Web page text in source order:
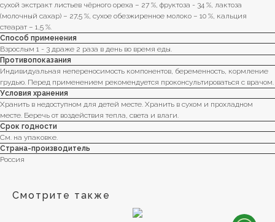
сухой экстракт листьев чёрного ореха – 27 %, фруктоза - 34 %, лактоза
(молочный сахар) – 27,5 %, сухое обезжиренное молоко – 10 %, кальция
стеарат – 1,5 %.
Способ применения
Взрослым 1 - 3 драже 2 раза в день во время еды.
Противопоказания
Индивидуальная непереносимость компонентов, беременность, кормление
грудью. Перед применением рекомендуется проконсультироваться с врачом.
Условия хранения
Хранить в недоступном для детей месте. Хранить в сухом и прохладном
месте. Беречь от воздействия тепла, света и влаги.
Срок годности
См. на упаковке.
Страна-производитель
Россия
Смотрите также